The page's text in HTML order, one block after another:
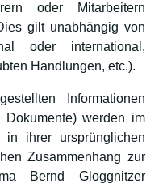
oder Mitarbeitern
gilt unabhängig von
oder international,
Handlungen, etc.).
Informationen
Dokumente) werden im
ihrer ursprünglichen
Zusammenhang zur
Bernd Gloggnitzer